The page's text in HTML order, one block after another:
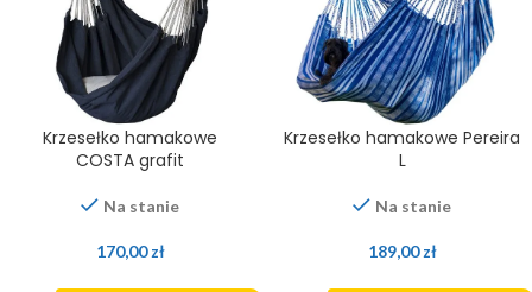
Krzesełko hamakowe
COSTA grafit
Na stanie
170,00zł
Krzesełko hamakowe Pereira
L
Na stanie
189,00zł